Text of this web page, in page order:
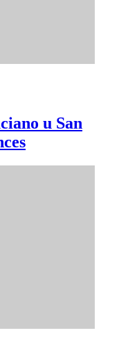
u San